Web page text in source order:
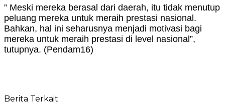
” Meski mereka berasal dari daerah, itu tidak menutup
peluang mereka untuk meraih prestasi nasional.
Bahkan, hal ini seharusnya menjadi motivasi bagi
mereka untuk meraih prestasi di level nasional”,
tutupnya. (Pendam16)
Berita Terkait